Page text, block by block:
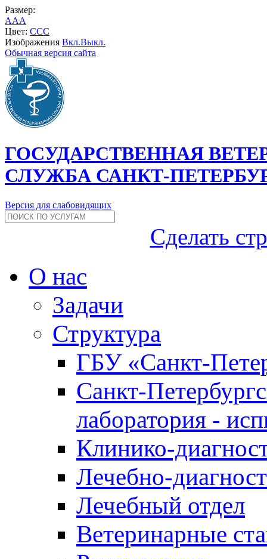
Размер:
AAA
Цвет: CCC
Изображения Вкл.Выкл.
Обычная версия сайта
ГОСУДАРСТВЕННАЯ
СЛУЖБА САНКТ-
Версия для слабовидящих
Сделать
О нас
Задачи
Структура
ГБУ «Санкт-
Санкт-
лаборатория -
Клинико-
Лечебно-
Лечебный отдел
Ветеринарные